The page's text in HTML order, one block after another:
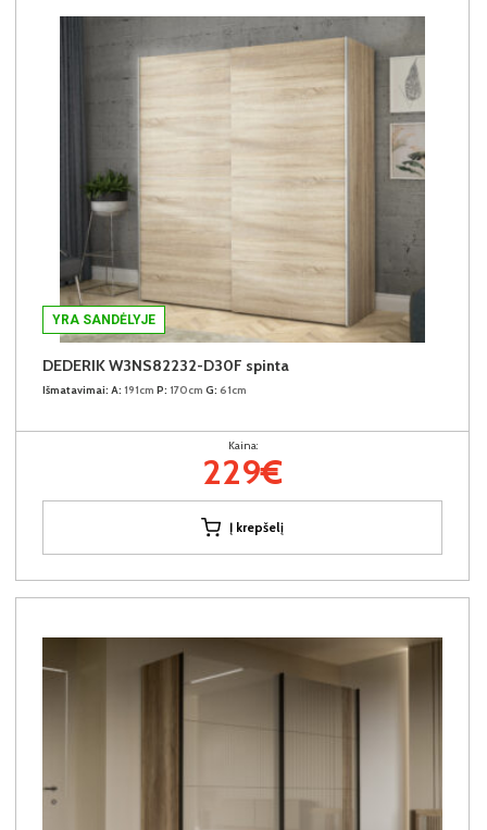
YRA SANDĖLYJE
DEDERIK W3NS82232-D30F spinta
Išmatavimai: A: 191cm P: 170cm G: 61cm
Kaina:
229€
Į krepšelį